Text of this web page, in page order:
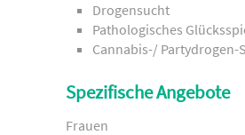
Drogensucht
Pathologisches
Cannabis-/ Partydrogen-
Spezifische Angebote
Frauen